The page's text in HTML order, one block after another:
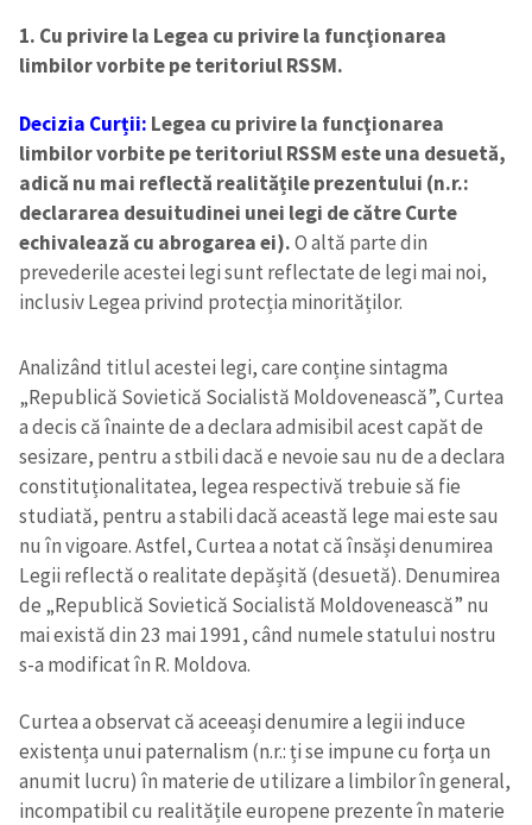
1. Cu privire la Legea cu privire la funcţionarea
limbilor vorbite pe teritoriul RSSM.
Decizia Curții: Legea cu privire la funcţionarea
limbilor vorbite pe teritoriul RSSM este una desuetă,
adică nu mai reflectă realitățile prezentului (n.r.:
declararea desuitudinei unei legi de către Curte
echivalează cu abrogarea ei).O altă parte din
prevederile acestei legi sunt reflectate de legi mai noi,
inclusiv Legea privind protecția minorităților.
Analizând titlul acestei legi, care conține sintagma
„Republică Sovietică Socialistă Moldovenească”, Curtea
a decis că înainte de a declara admisibil acest capăt de
sesizare, pentru a stbili dacă e nevoie sau nu de a declara
constituționalitatea, legea respectivă trebuie să fie
studiată, pentru a stabili dacă această lege mai este sau
nu în vigoare. Astfel, Curtea a notat că însăși denumirea
Legii reflectă o realitate depășită (desuetă). Denumirea
de „Republică Sovietică Socialistă Moldovenească” nu
mai există din 23 mai 1991, când numele statului nostru
s-a modificat în R. Moldova.
Curtea a observat că aceeași denumire a legii induce
existența unui paternalism (n.r.: ți se impune cu forța un
anumit lucru) în materie de utilizare a limbilor în general,
incompatibil cu realitățile europene prezente în materie